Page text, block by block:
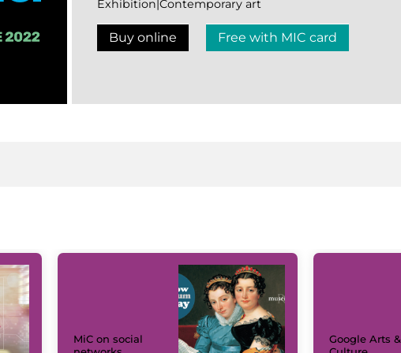
Exhibition|Contemporary art
Buy online Free with MIC card
MiC on social
Google Arts &